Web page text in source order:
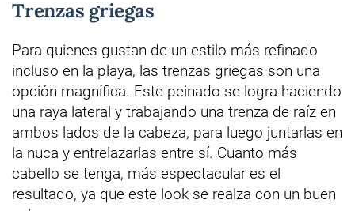
Trenzas griegas
Para quienes gustan de un estilo más refinado
incluso en la playa, las trenzas griegas son una
opción magnífica. Este peinado se logra haciendo
una raya lateral y trabajando una trenza de raíz en
ambos lados de la cabeza, para luego juntarlas en
la nuca y entrelazarlas entre sí. Cuanto más
cabello se tenga, más espectacular es el
resultado, ya que este look se realza con un buen